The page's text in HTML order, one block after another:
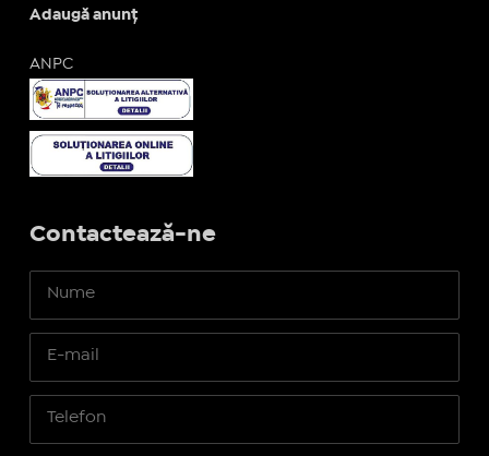
Adaugă anunț
ANPC
Contactează-ne